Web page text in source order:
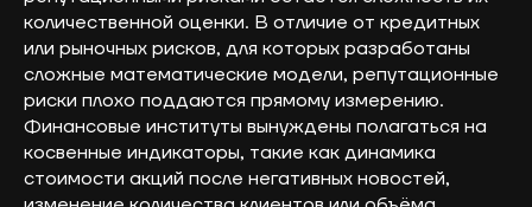
количественной оценки. В отличие от кредитных
или рыночных рисков, для которых разработаны
сложные математические модели, репутационные
риски плохо поддаются прямому измерению.
Финансовые институты вынуждены полагаться на
косвенные индикаторы, такие как динамика
стоимости акций после негативных новостей,